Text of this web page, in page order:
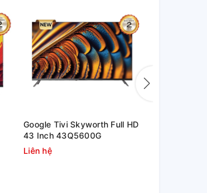
Google Tivi Skyworth Full HD
43 Inch 43Q5600G
Liên hệ